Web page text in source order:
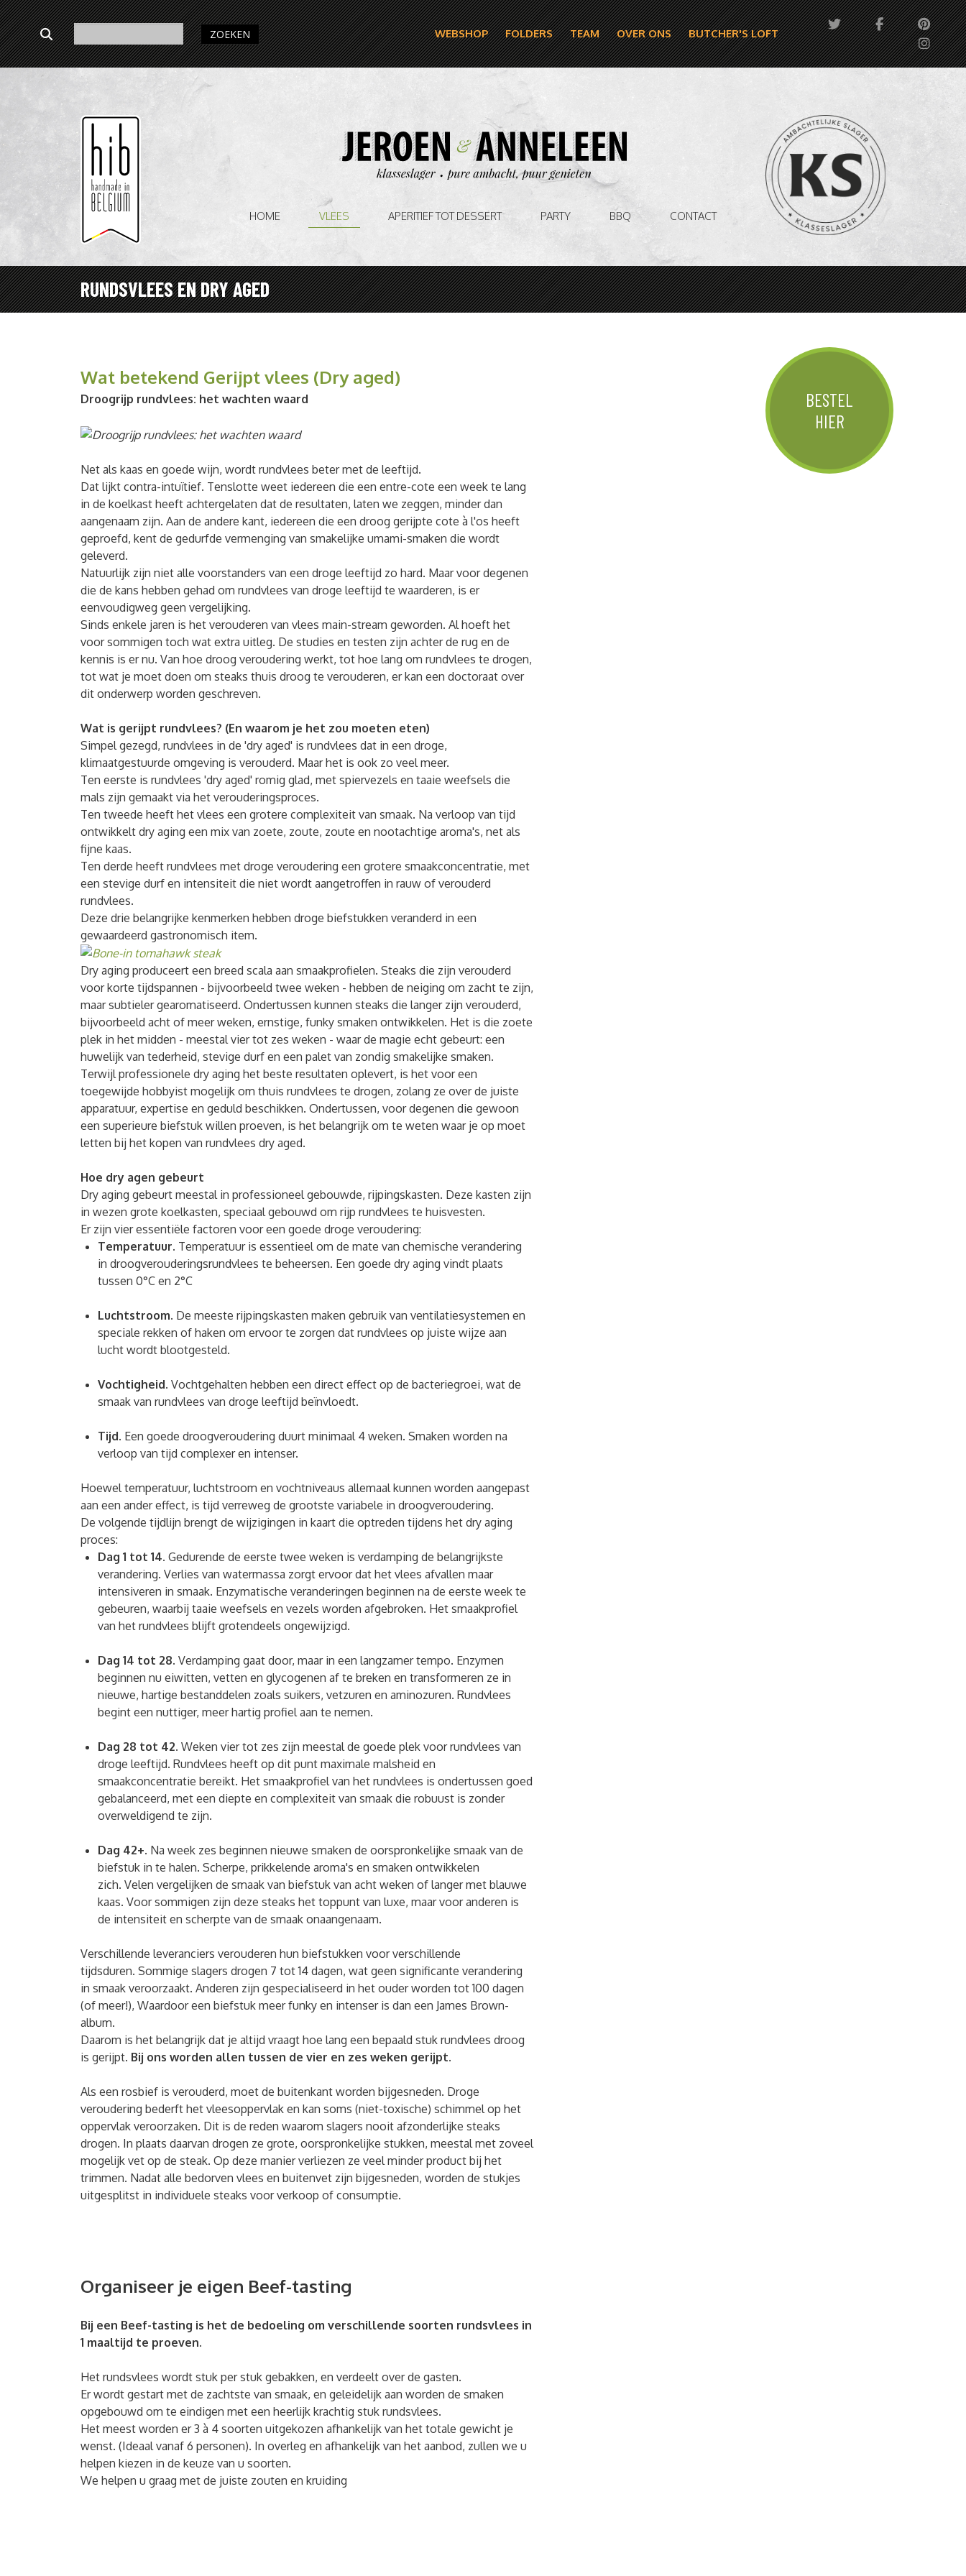
ZOEKEN WEBSHOP FOLDERS TEAM OVER ONS BUTCHER'S LOFT
HOME VLEES APERITIEF TOT DESSERT PARTY BBQ CONTACT
RUNDSVLEES EN DRY AGED
Wat betekend Gerijpt vlees (Dry aged)
Droogrijp rundvlees: het wachten waard
Net als kaas en goede wijn, wordt rundvlees beter met de leeftijd.
Dat lijkt contra-intuïtief. Tenslotte weet iedereen die een entre-cote een week te lang
in de koelkast heeft achtergelaten dat de resultaten, laten we zeggen, minder dan
aangenaam zijn. Aan de andere kant, iedereen die een droog gerijpte cote à l'os heeft
geproefd, kent de gedurfde vermenging van smakelijke umami-smaken die wordt
geleverd.
Natuurlijk zijn niet alle voorstanders van een droge leeftijd zo hard. Maar voor degenen
die de kans hebben gehad om rundvlees van droge leeftijd te waarderen, is er
eenvoudigweg geen vergelijking.
Sinds enkele jaren is het verouderen van vlees main-stream geworden. Al hoeft het
voor sommigen toch wat extra uitleg. De studies en testen zijn achter de rug en de
kennis is er nu. Van hoe droog veroudering werkt, tot hoe lang om rundvlees te drogen,
tot wat je moet doen om steaks thuis droog te verouderen, er kan een doctoraat over
dit onderwerp worden geschreven.
Wat is gerijpt rundvlees? (En waarom je het zou moeten eten)
Simpel gezegd, rundvlees in de 'dry aged' is rundvlees dat in een droge,
klimaatgestuurde omgeving is verouderd. Maar het is ook zo veel meer.
Ten eerste is rundvlees 'dry aged' romig glad, met spiervezels en taaie weefsels die
mals zijn gemaakt via het verouderingsproces.
Ten tweede heeft het vlees een grotere complexiteit van smaak. Na verloop van tijd
ontwikkelt dry aging een mix van zoete, zoute, zoute en nootachtige aroma's, net als
fijne kaas.
Ten derde heeft rundvlees met droge veroudering een grotere smaakconcentratie, met
een stevige durf en intensiteit die niet wordt aangetroffen in rauw of verouderd
rundvlees.
Deze drie belangrijke kenmerken hebben droge biefstukken veranderd in een
gewaardeerd gastronomisch item.
Dry aging produceert een breed scala aan smaakprofielen. Steaks die zijn verouderd
voor korte tijdspannen - bijvoorbeeld twee weken - hebben de neiging om zacht te zijn,
maar subtieler gearomatiseerd. Ondertussen kunnen steaks die langer zijn verouderd,
bijvoorbeeld acht of meer weken, ernstige, funky smaken ontwikkelen. Het is die zoete
plek in het midden - meestal vier tot zes weken - waar de magie echt gebeurt: een
huwelijk van tederheid, stevige durf en een palet van zondig smakelijke smaken.
Terwijl professionele dry aging het beste resultaten oplevert, is het voor een
toegewijde hobbyist mogelijk om thuis rundvlees te drogen, zolang ze over de juiste
apparatuur, expertise en geduld beschikken. Ondertussen, voor degenen die gewoon
een superieure biefstuk willen proeven, is het belangrijk om te weten waar je op moet
letten bij het kopen van rundvlees dry aged.
Hoe dry agen gebeurt
Dry aging gebeurt meestal in professioneel gebouwde, rijpingskasten. Deze kasten zijn
in wezen grote koelkasten, speciaal gebouwd om rijp rundvlees te huisvesten.
Er zijn vier essentiële factoren voor een goede droge veroudering:
Temperatuur. Temperatuur is essentieel om de mate van chemische verandering
in droogverouderingsrundvlees te beheersen. Een goede dry aging vindt plaats
tussen 0°C en 2°C
Luchtstroom. De meeste rijpingskasten maken gebruik van ventilatiesystemen en
speciale rekken of haken om ervoor te zorgen dat rundvlees op juiste wijze aan
lucht wordt blootgesteld.
Vochtigheid. Vochtgehalten hebben een direct effect op de bacteriegroei, wat de
smaak van rundvlees van droge leeftijd beïnvloedt.
Tijd. Een goede droogveroudering duurt minimaal 4 weken. Smaken worden na
verloop van tijd complexer en intenser.
Hoewel temperatuur, luchtstroom en vochtniveaus allemaal kunnen worden aangepast
aan een ander effect, is tijd verreweg de grootste variabele in droogveroudering.
De volgende tijdlijn brengt de wijzigingen in kaart die optreden tijdens het dry aging
proces:
Dag 1 tot 14. Gedurende de eerste twee weken is verdamping de belangrijkste
verandering. Verlies van watermassa zorgt ervoor dat het vlees afvallen maar
intensiveren in smaak. Enzymatische veranderingen beginnen na de eerste week te
gebeuren, waarbij taaie weefsels en vezels worden afgebroken. Het smaakprofiel
van het rundvlees blijft grotendeels ongewijzigd.
Dag 14 tot 28. Verdamping gaat door, maar in een langzamer tempo. Enzymen
beginnen nu eiwitten, vetten en glycogenen af ​​te breken en transformeren ze in
nieuwe, hartige bestanddelen zoals suikers, vetzuren en aminozuren. Rundvlees
begint een nuttiger, meer hartig profiel aan te nemen.
Dag 28 tot 42. Weken vier tot zes zijn meestal de goede plek voor rundvlees van
droge leeftijd. Rundvlees heeft op dit punt maximale malsheid en
smaakconcentratie bereikt. Het smaakprofiel van het rundvlees is ondertussen goed
gebalanceerd, met een diepte en complexiteit van smaak die robuust is zonder
overweldigend te zijn.
Dag 42+. Na week zes beginnen nieuwe smaken de oorspronkelijke smaak van de
biefstuk in te halen. Scherpe, prikkelende aroma's en smaken ontwikkelen
zich. Velen vergelijken de smaak van biefstuk van acht weken of langer met blauwe
kaas. Voor sommigen zijn deze steaks het toppunt van luxe, maar voor anderen is
de intensiteit en scherpte van de smaak onaangenaam.
Verschillende leveranciers verouderen hun biefstukken voor verschillende
tijdsduren. Sommige slagers drogen 7 tot 14 dagen, wat geen significante verandering
in smaak veroorzaakt. Anderen zijn gespecialiseerd in het ouder worden tot 100 dagen
(of meer!), Waardoor een biefstuk meer funky en intenser is dan een James Brown-
album.
Daarom is het belangrijk dat je altijd vraagt ​​hoe lang een bepaald stuk rundvlees droog
is gerijpt. Bij ons worden allen tussen de vier en zes weken gerijpt.
Als een rosbief is verouderd, moet de buitenkant worden bijgesneden. Droge
veroudering bederft het vleesoppervlak en kan soms (niet-toxische) schimmel op het
oppervlak veroorzaken. Dit is de reden waarom slagers nooit afzonderlijke steaks
drogen. In plaats daarvan drogen ze grote, oorspronkelijke stukken, meestal met zoveel
mogelijk vet op de steak. Op deze manier verliezen ze veel minder product bij het
trimmen. Nadat alle bedorven vlees en buitenvet zijn bijgesneden, worden de stukjes
uitgesplitst in individuele steaks voor verkoop of consumptie.
Organiseer je eigen Beef-tasting
Bij een Beef-tasting is het de bedoeling om verschillende soorten rundsvlees in
1 maaltijd te proeven.
Het rundsvlees wordt stuk per stuk gebakken, en verdeelt over de gasten.
Er wordt gestart met de zachtste van smaak, en geleidelijk aan worden de smaken
opgebouwd om te eindigen met een heerlijk krachtig stuk rundsvlees.
Het meest worden er 3 à 4 soorten uitgekozen afhankelijk van het totale gewicht je
wenst. (Ideaal vanaf 6 personen). In overleg en afhankelijk van het aanbod, zullen we u
helpen kiezen in de keuze van u soorten.
We helpen u graag met de juiste zouten en kruiding
BESTEL
HIER